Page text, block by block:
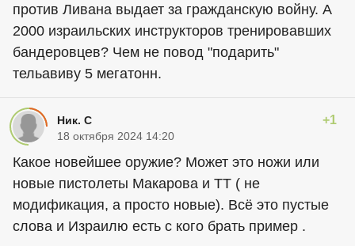
против Ливана выдает за гражданскую войну. А
2000 израильских инструкторов тренировавших
бандеровцев? Чем не повод "подарить"
тельавиву 5 мегатонн.
Ник. С +1
18 октября 2024 14:20
Какое новейшее оружие? Может это ножи или
новые пистолеты Макарова и ТТ ( не
модификация, а просто новые). Всё это пустые
слова и Израилю есть с кого брать пример .